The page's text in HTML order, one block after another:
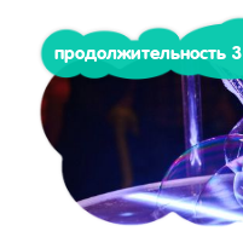
продолжительность